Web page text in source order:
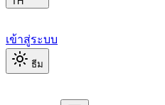
เข้าสู่ระบบ
ธีม